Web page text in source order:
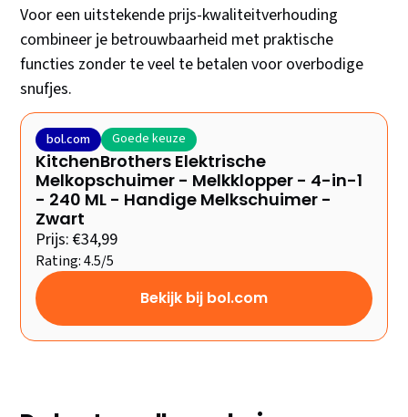
Voor een uitstekende prijs-kwaliteitverhouding
combineer je betrouwbaarheid met praktische
functies zonder te veel te betalen voor overbodige
snufjes.
bol.com Goede keuze
KitchenBrothers Elektrische
Melkopschuimer - Melkklopper - 4-in-1
- 240 ML - Handige Melkschuimer -
Zwart
Prijs: €34,99
Rating: 4.5/5
Bekijk bij bol.com